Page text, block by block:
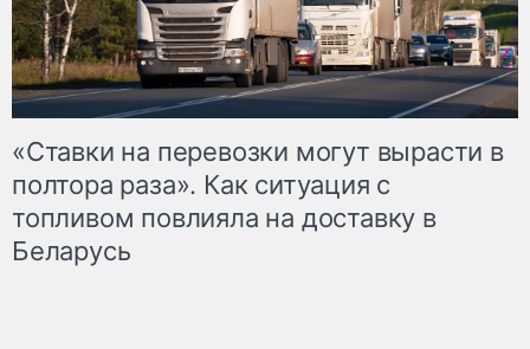
«Ставки на перевозки могут вырасти в
полтора раза». Как ситуация с
топливом повлияла на доставку в
Беларусь